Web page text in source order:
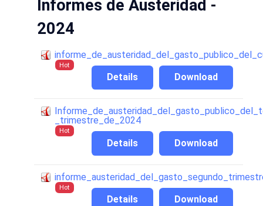
Informes de Austeridad -
2024
Hot
Download
Details
_trimestre_de_2024
Hot
Download
Details
Hot
Download
Details